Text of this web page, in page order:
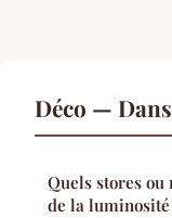
Déco —
Quels stores
de la